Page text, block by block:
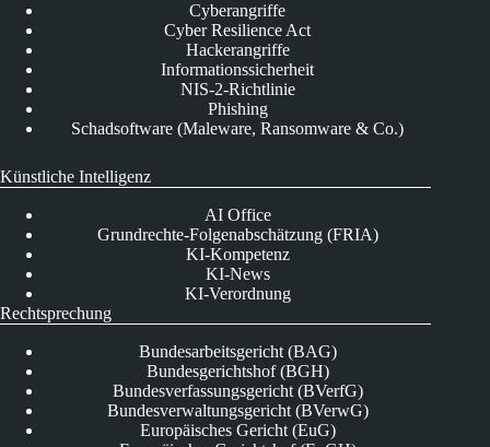
Cyberangriffe
Cyber Resilience Act
Hackerangriffe
Informationssicherheit
NIS-2-Richtlinie
Phishing
Schadsoftware (Maleware, Ransomware & Co.)
Künstliche Intelligenz
AI Office
Grundrechte-Folgenabschätzung (FRIA)
KI-Kompetenz
KI-News
KI-Verordnung
Rechtsprechung
Bundesarbeitsgericht (BAG)
Bundesgerichtshof (BGH)
Bundesverfassungsgericht (BVerfG)
Bundesverwaltungsgericht (BVerwG)
Europäisches Gericht (EuG)